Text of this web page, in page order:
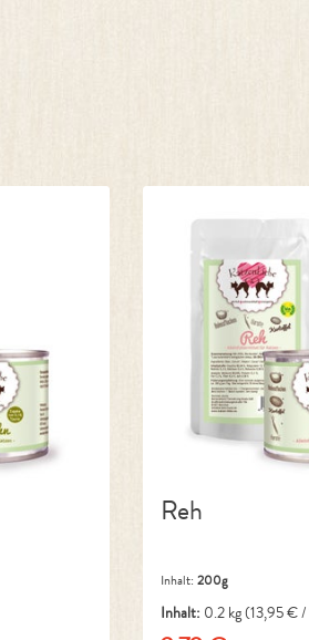
Reh
Inhalt: 200g
Inhalt: 0.2 kg(13,95 € /